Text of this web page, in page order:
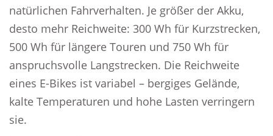
natürlichen Fahrverhalten. Je größer der Akku,
desto mehr Reichweite: 300 Wh für Kurzstrecken,
500 Wh für längere Touren und 750 Wh für
anspruchsvolle Langstrecken. Die Reichweite
eines E-Bikes ist variabel – bergiges Gelände,
kalte Temperaturen und hohe Lasten verringern
sie.